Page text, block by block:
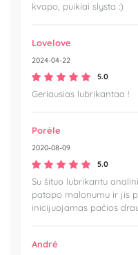
kvapo, puikiai slysta :)
Lovelove
2024-04-22
5.0
Geriausias lubrikantaa !
Porėle
2020-08-09
5.0
Su šituo lubrikantu
patapo malonumu ir jis
inicijuojamas pačios
Andrė